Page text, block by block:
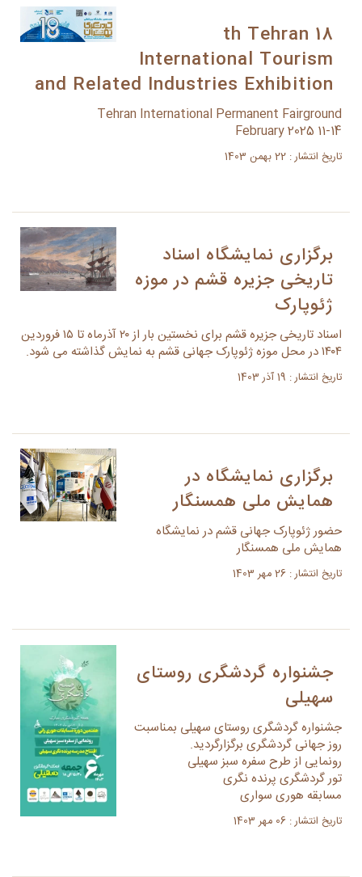
18 th Tehran
International Tourism
and Related Industries Exhibition
Tehran International Permanent Fairground
11-14 February 2025
تاریخ انتشار : 22 بهمن 1403
برگزاری نمایشگاه اسناد
تاریخی جزیره قشم در موزه
ژئوپارک
اسناد تاریخی جزیره قشم برای نخستین بار از ۲۰ آذرماه تا ۱۵ فروردین
۱۴۰۴ در محل موزه ژئوپارک جهانی قشم به نمایش گذاشته می شود.
تاریخ انتشار : 19 آذر 1403
برگزاری نمایشگاه در
همایش ملی همسنگار
حضور ژئوپارک جهانی قشم در نمایشگاه
همایش ملی همسنگار
تاریخ انتشار : 26 مهر 1403
جشنواره گردشگری روستای
سهیلی
جشنواره گردشگری روستای سهیلی بمناسبت
روز جهانی گردشگری برگزارگردید.
رونمایی از طرح سفره سبز سهیلی
تور گردشگری پرنده نگری
مسابقه هوری سواری
تاریخ انتشار : 06 مهر 1403